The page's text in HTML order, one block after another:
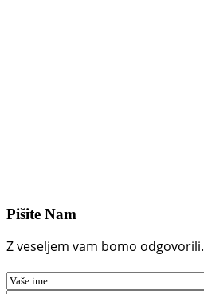
Pišite Nam
Z veseljem vam bomo odgovorili.